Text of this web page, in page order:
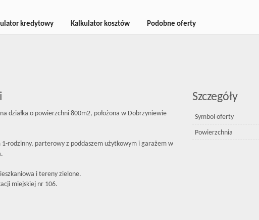
kredytowy Kalkulator kosztów Podobne oferty
działka o powierzchni 800m2, położona w Dobrzyniewie
rodzinny, parterowy z poddaszem użytkowym i garażem w
i tereny zielone.
miejskiej nr 106.
Szczegóły
Symbol oferty
Powierzchnia